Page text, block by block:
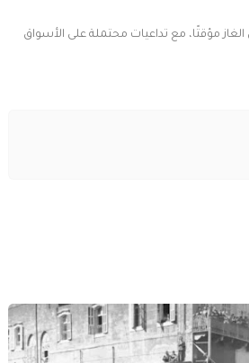
مؤقتًا، مع تداعيات محتملة على الأسواق